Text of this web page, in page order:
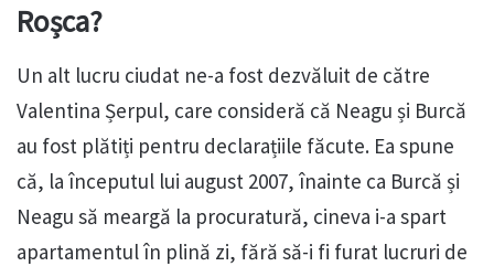
Roșca?
Un alt lucru ciudat ne-a fost dezvăluit de către
Valentina Șerpul, care consideră că Neagu și Burcă
au fost plătiți pentru declarațiile făcute. Ea spune
că, la începutul lui august 2007, înainte ca Burcă și
Neagu să meargă la procuratură, cineva i-a spart
apartamentul în plină zi, fără să-i fi furat lucruri de